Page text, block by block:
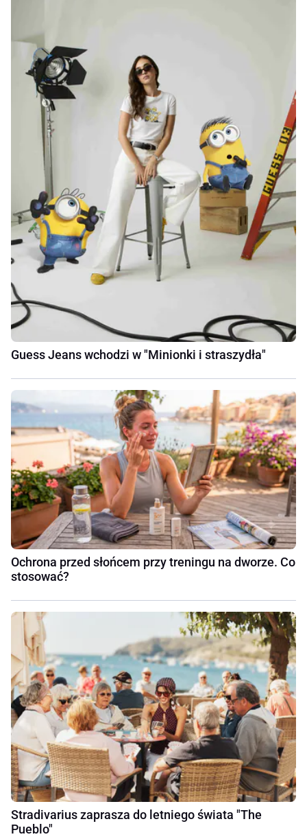
Guess Jeans wchodzi w "Minionki i straszydła"
Ochrona przed słońcem przy treningu na dworze. Co
stosować?
Stradivarius zaprasza do letniego świata "The
Pueblo"